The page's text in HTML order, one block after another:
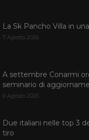
La Sk Pancho Villa in
7 Agosto 2026
A settembre Conarmi
seminario di
6 Agosto 2026
Due italiani nelle top 3
tiro